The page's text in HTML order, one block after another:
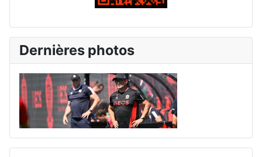
Dernières photos